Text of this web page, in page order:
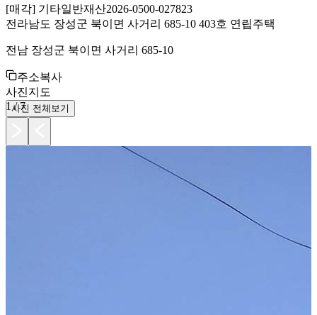
[매각] 기타일반재산2026-0500-027823
전라남도 장성군 북이면 사거리 685-10 403호 연립주택
전남 장성군 북이면 사거리 685-10
주소복사
사진지도
1 /7
사진 전체보기